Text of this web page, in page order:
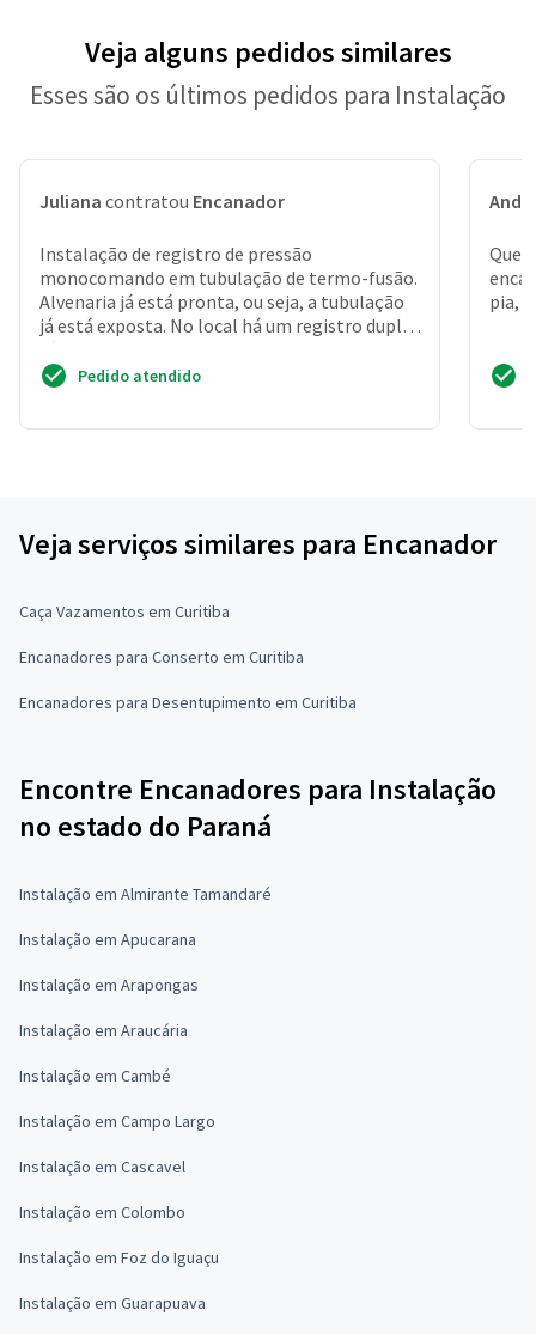
Veja alguns pedidos similares
Esses são os últimos pedidos para Instalação
Juliana contratou Encanador
Instalação de registro de pressão
monocomando em tubulação de termo-fusão.
Alvenaria já está pronta, ou seja, a tubulação
já está exposta. No local há um registro duplo
(água quente e fri...
Pedido atendido
pia,
Veja serviços similares para Encanador
Caça Vazamentos em Curitiba
Encanadores para Conserto em Curitiba
Encanadores para Desentupimento em Curitiba
Encontre Encanadores para Instalação
no estado do Paraná
Instalação em Almirante Tamandaré
Instalação em Apucarana
Instalação em Arapongas
Instalação em Araucária
Instalação em Cambé
Instalação em Campo Largo
Instalação em Cascavel
Instalação em Colombo
Instalação em Foz do Iguaçu
Instalação em Guarapuava